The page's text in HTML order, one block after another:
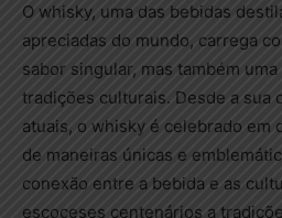
O whisky, uma das bebidas
apreciadas do mundo, carrega
sabor singular, mas também
tradições culturais. Desde a sua
atuais, o whisky é celebrado em
de maneiras únicas e
conexão entre a bebida e as
escoceses centenários a